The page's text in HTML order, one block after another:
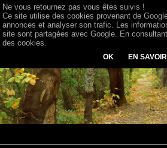
Ne vous retournez pas vous êtes suivis !
Ce site utilise des cookies provenant de
annonces et analyser son trafic. Les
site sont partagées avec Google. En
des cookies.
OK EN